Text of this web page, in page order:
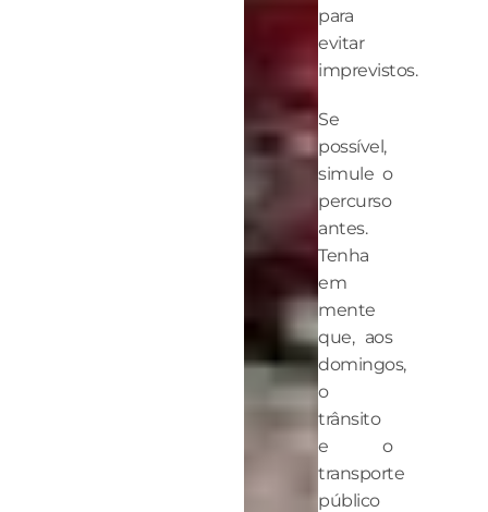
para
evitar
imprevistos.
Se
possível,
simule o
percurso
antes.
Tenha
em
mente
que, aos
domingos,
o
trânsito
e o
transporte
público